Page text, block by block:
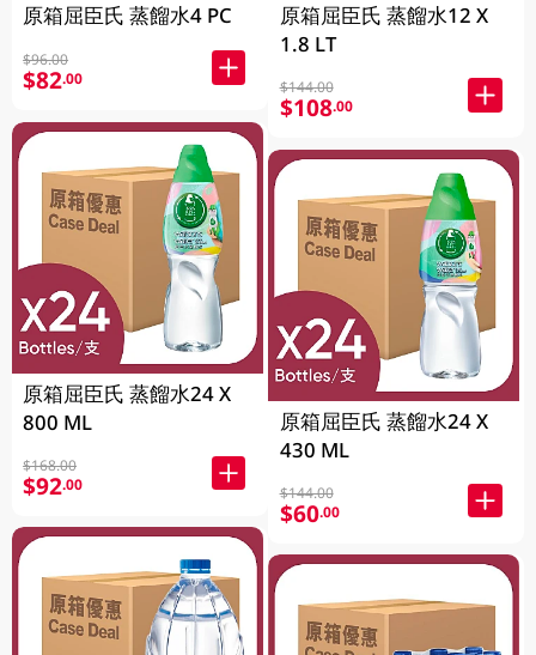
原箱屈臣氏 蒸餾水4 PC
$96.00
$82.00
原箱屈臣氏 蒸餾水24 X
800 ML
$168.00
$92.00
原箱屈臣氏 蒸餾水12 X
1.8 LT
$144.00
$108.00
原箱屈臣氏 蒸餾水24 X
430 ML
$144.00
$60.00